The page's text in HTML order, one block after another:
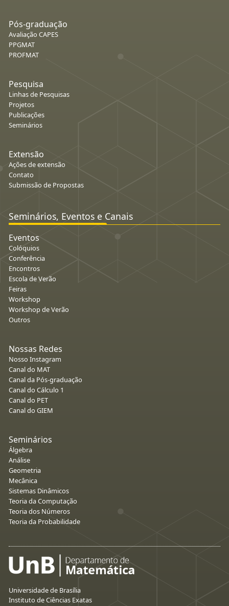
Pós-graduação
Avaliação CAPES
PPGMAT
PROFMAT
Pesquisa
Linhas de Pesquisas
Projetos
Publicações
Seminários
Extensão
Ações de extensão
Contato
Submissão de Propostas
Seminários, Eventos e Canais
Eventos
Colóquios
Conferência
Encontros
Escola de Verão
Feiras
Workshop
Workshop de Verão
Outros
Nossas Redes
Nosso Instagram
Canal do MAT
Canal da Pós-graduação
Canal do Cálculo 1
Canal do PET
Canal do GIEM
Seminários
Álgebra
Análise
Geometria
Mecânica
Sistemas Dinâmicos
Teoria da Computação
Teoria dos Números
Teoria da Probabilidade
Universidade de Brasília
Instituto de Ciências Exatas